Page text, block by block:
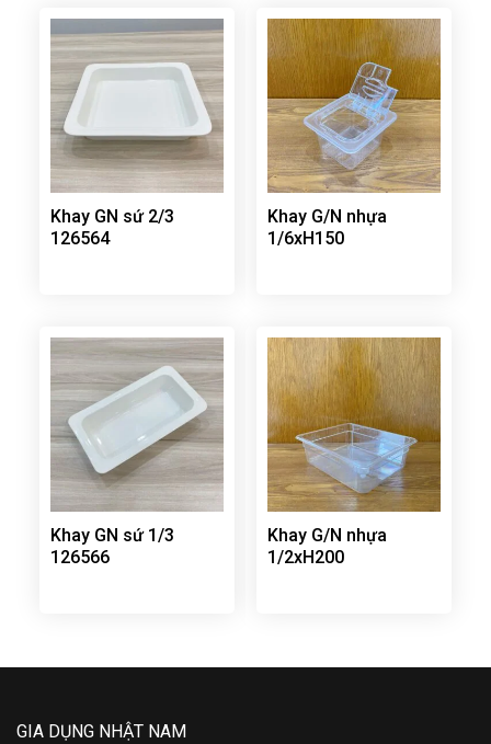
Khay GN sứ 2/3
126564
Khay G/N nhựa
1/6xH150
Khay GN sứ 1/3
126566
Khay G/N nhựa
1/2xH200
GIA DỤNG NHẬT NAM